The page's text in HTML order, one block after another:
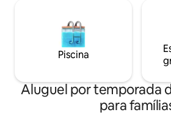
Piscina
Aluguel por temporada
para